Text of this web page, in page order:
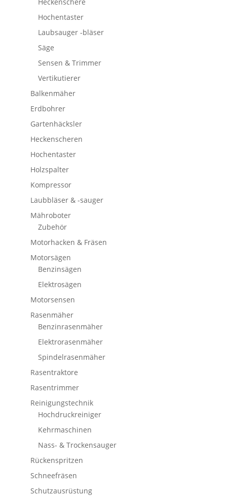
Hochentaster
Laubsauger -bläser
Säge
Sensen & Trimmer
Vertikutierer
Balkenmäher
Erdbohrer
Gartenhäcksler
Heckenscheren
Hochentaster
Holzspalter
Kompressor
Laubbläser & -sauger
Mähroboter
Zubehör
Motorhacken & Fräsen
Motorsägen
Benzinsägen
Elektrosägen
Motorsensen
Rasenmäher
Benzinrasenmäher
Elektrorasenmäher
Spindelrasenmäher
Rasentraktore
Rasentrimmer
Reinigungstechnik
Hochdruckreiniger
Kehrmaschinen
Nass- & Trockensauger
Rückenspritzen
Schneefräsen
Schutzausrüstung